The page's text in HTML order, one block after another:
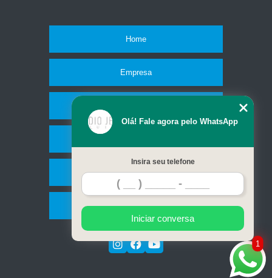
Home
Empresa
Contato
Mapa do site
1
Olá! Fale agora pelo WhatsApp
Insira seu telefone
Iniciar conversa